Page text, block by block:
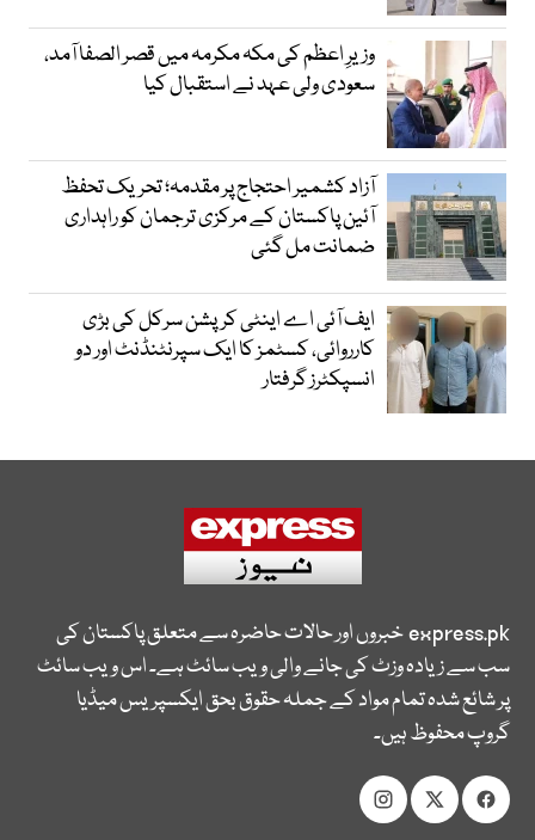
وزیرِ اعظم کی مکہ مکرمہ میں قصر الصفا آمد،
سعودی ولی عہد نے استقبال کیا
آزاد کشمیر احتجاج پر مقدمہ؛ تحریک تحفظ
آئین پاکستان کے مرکزی ترجمان کو راہداری
ضمانت مل گئی
ایف آئی اے اینٹی کرپشن سرکل کی بڑی
کارروائی، کسٹمز کا ایک سپرنٹنڈنٹ اور دو
انسپکٹرز گرفتار
express.pkخبروں اور حالات حاضرہ سے متعلق پاکستان کی
سب سے زیادہ وزٹ کی جانے والی ویب سائٹ ہے۔ اس ویب سائٹ
پر شائع شدہ تمام مواد کے جملہ حقوق بحق ایکسپریس میڈیا
گروپ محفوظ ہیں۔